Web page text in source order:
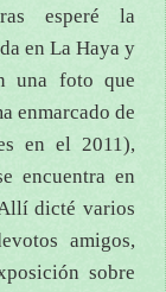
esperé la
en La Haya y
una foto que
enmarcado de
en el 2011),
encuentra en
dicté varios
amigos,
sobre